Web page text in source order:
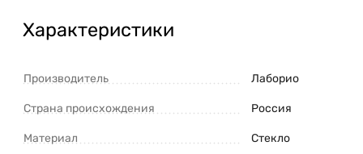
Характеристики
Производитель Лаборио
Страна происхождения Россия
Материал Стекло